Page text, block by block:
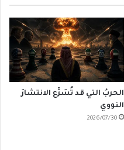
الحربُ التي قد تُسَرِّع الانتشارَ
النووي
2026/07/30